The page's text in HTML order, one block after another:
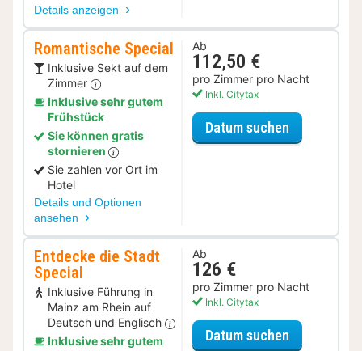
Details anzeigen
Romantische Special
Inklusive Sekt auf dem
Zimmer
Inklusive sehr gutem
Frühstück
Sie können gratis
stornieren
Sie zahlen vor Ort im
Hotel
Details und Optionen
ansehen
Ab
112,50 €
pro Zimmer pro Nacht
Inkl. Citytax
Datum suchen
Entdecke die Stadt
Special
Inklusive Führung in
Mainz am Rhein auf
Deutsch und Englisch
Inklusive sehr gutem
Ab
126 €
pro Zimmer pro Nacht
Inkl. Citytax
Datum suchen